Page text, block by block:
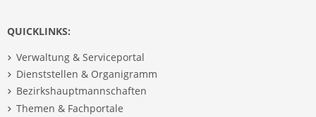
QUICKLINKS:
Verwaltung & Serviceportal
Dienststellen & Organigramm
Bezirkshauptmannschaften
Themen & Fachportale